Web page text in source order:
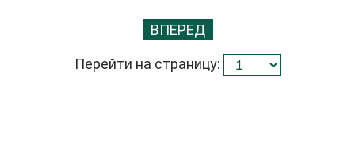
ВПЕРЕД
Перейти на страницу: